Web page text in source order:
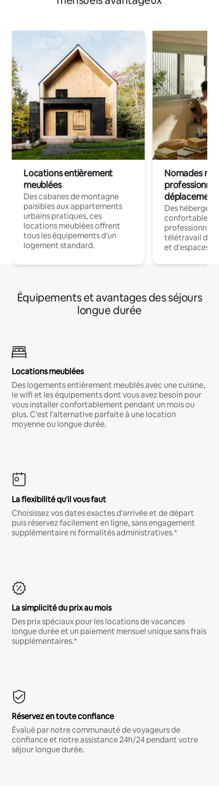
Locations entièrement
meublées
Des cabanes de montagne
paisibles aux appartements
urbains pratiques, ces
locations meublées offrent
tous les équipements d'un
logement standard.
Nomades
déplacement
Des
confortables
professionnels
télétravail
et d'espaces
Équipements et avantages des séjours
longue durée
Locations meublées
Des logements entièrement meublés avec une cuisine,
le wifi et les équipements dont vous avez besoin pour
vous installer confortablement pendant un mois ou
plus. C'est l'alternative parfaite à une location
moyenne ou longue durée.
La flexibilité qu'il vous faut
Choisissez vos dates exactes d'arrivée et de départ
puis réservez facilement en ligne, sans engagement
supplémentaire ni formalités administratives.*
La simplicité du prix au mois
Des prix spéciaux pour les locations de vacances
longue durée et un paiement mensuel unique sans frais
supplémentaires.*
Réservez en toute confiance
Évalué par notre communauté de voyageurs de
confiance et notre assistance 24h/24 pendant votre
séjour longue durée.